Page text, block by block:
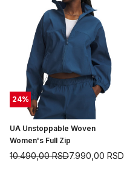
24%
UA Unstoppable Woven
Women's Full Zip
7.990,00 RSD
10.490,00RSD